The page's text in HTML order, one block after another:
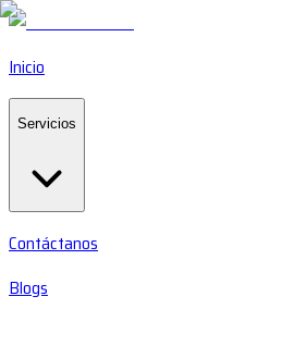
Inicio
Servicios
Contáctanos
Blogs